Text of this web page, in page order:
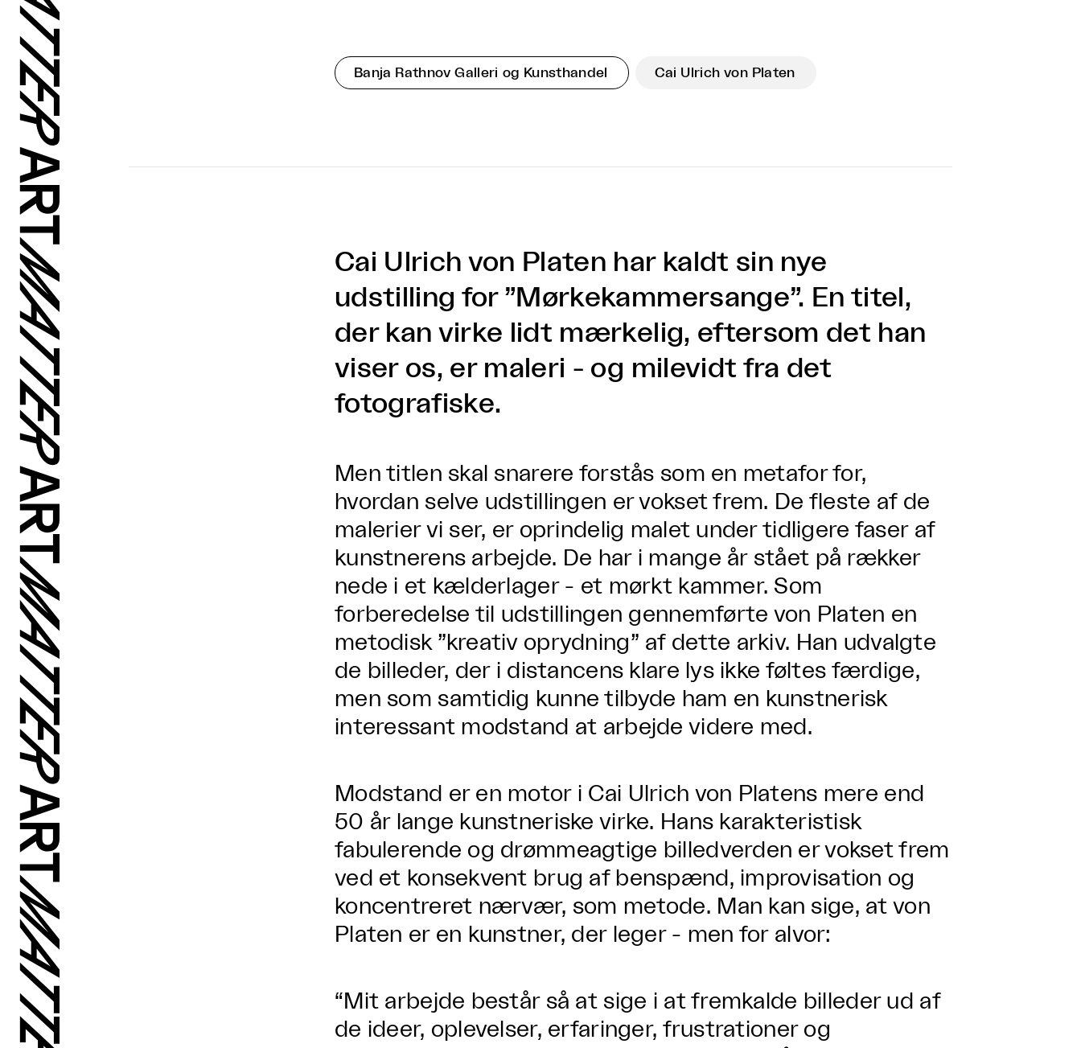
Banja Rathnov Galleri og Kunsthandel Cai Ulrich von Platen
Cai Ulrich von Platen har kaldt sin nye
udstilling for ”Mørkekammersange”. En titel,
der kan virke lidt mærkelig, eftersom det han
viser os, er maleri - og milevidt fra det
fotografiske.
Men titlen skal snarere forstås som en metafor for,
hvordan selve udstillingen er vokset frem. De fleste af de
malerier vi ser, er oprindelig malet under tidligere faser af
kunstnerens arbejde. De har i mange år stået på rækker
nede i et kælderlager - et mørkt kammer. Som
forberedelse til udstillingen gennemførte von Platen en
metodisk ”kreativ oprydning” af dette arkiv. Han udvalgte
de billeder, der i distancens klare lys ikke føltes færdige,
men som samtidig kunne tilbyde ham en kunstnerisk
interessant modstand at arbejde videre med.
Modstand er en motor i Cai Ulrich von Platens mere end
50 år lange kunstneriske virke. Hans karakteristisk
fabulerende og drømmeagtige billedverden er vokset frem
ved et konsekvent brug af benspænd, improvisation og
koncentreret nærvær, som metode. Man kan sige, at von
Platen er en kunstner, der leger - men for alvor:
“Mit arbejde består så at sige i at fremkalde billeder ud af
de ideer, oplevelser, erfaringer, frustrationer og